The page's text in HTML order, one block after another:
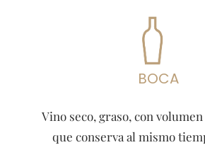
BOCA
Vino seco, graso, con
que conserva al mismo